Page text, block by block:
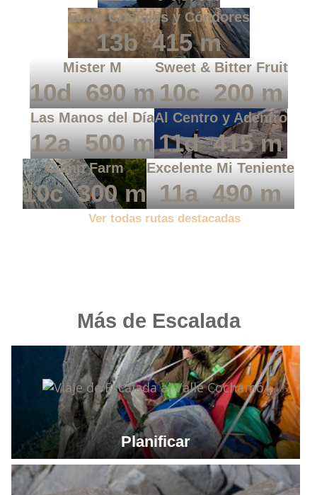
Entre Cristales y Cóndores
13b 415 m
Mister M
10d 690 m
Sweet & Bitter Fruit
10c 200 m
Las Manos del Día
12a 500 m
Al Centro y Adentro
11d 415 m
Camp Farm
10c 300 m
Excelente Mi Teniente
11a 490 m
Ver todas rutas destacadas
Más de Escalada
Planificar